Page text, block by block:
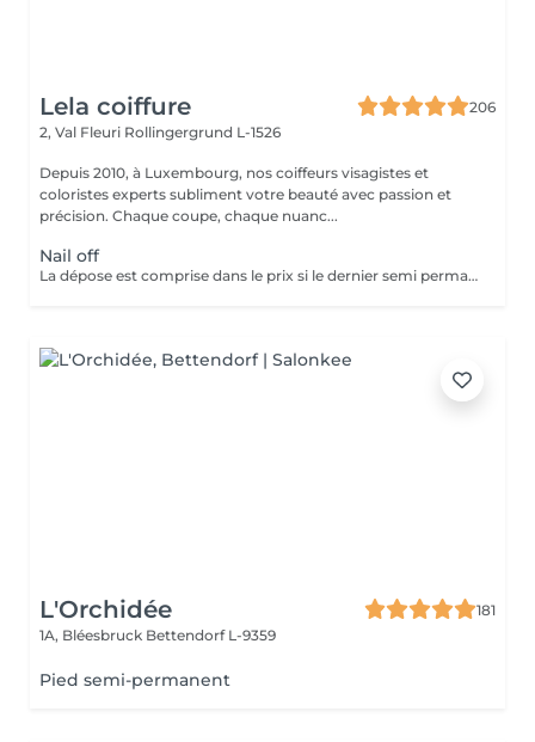
Lela coiffure
206
2, Val Fleuri Rollingergrund L-1526
Depuis 2010, à Luxembourg, nos coiffeurs visagistes et
coloristes experts subliment votre beauté avec passion et
précision. Chaque coupe, chaque nuanc...
Nail off
La dépose est comprise dans le prix si le dernier semi permanent a été fait au salon.
L'Orchidée
181
1A, Bléesbruck Bettendorf L-9359
Pied semi-permanent